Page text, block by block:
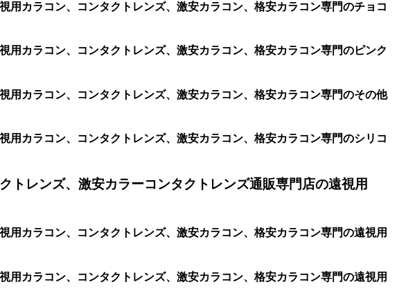
用カラコン、コンタクトレンズ、激安カラコン、格安カラコン専門のチョコ
用カラコン、コンタクトレンズ、激安カラコン、格安カラコン専門のピンク
用カラコン、コンタクトレンズ、激安カラコン、格安カラコン専門のその他
用カラコン、コンタクトレンズ、激安カラコン、格安カラコン専門のシリコ
トレンズ、激安カラーコンタクトレンズ通販専門店の遠視用
カラコン、コンタクトレンズ、激安カラコン、格安カラコン専門の遠視用
カラコン、コンタクトレンズ、激安カラコン、格安カラコン専門の遠視用